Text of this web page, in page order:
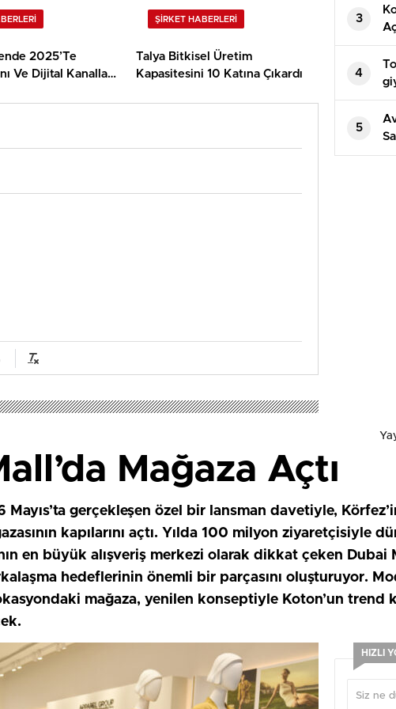
2025’Te
Ve Dijital Kanalları
ŞIRKET HABERLERI
Talya Bitkisel Üretim
Kapasitesini 10 Katına Çıkardı
3
4
5
Mağaza Açtı
gerçekleşen özel bir lansman davetiyle,
kapılarını açtı. Yılda 100 milyon ziyaretçisiyle
en büyük alışveriş merkezi olarak dikkat çeken Dubai
hedeflerinin önemli bir parçasını oluşturuyor.
mağaza, yenilen konseptiyle Koton’un trend
HIZLI